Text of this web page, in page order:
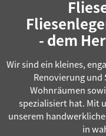
- dem
Wir sind ein kleines,
Renovierung und
Wohnräumen
spezialisiert hat. Mit
unserem
in